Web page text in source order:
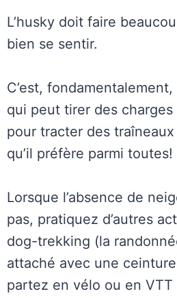
L’husky doit faire
bien se sentir.
C’est,
qui peut tirer des
pour tracter des traîneaux
qu’il préfère parmi toutes!
Lorsque l’absence de
pas, pratiquez d’autres
dog-trekking (la
attaché avec une
partez en vélo ou en